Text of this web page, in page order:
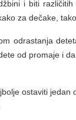
i biti
za dečake,
odrastanja
od promaje i
ostaviti